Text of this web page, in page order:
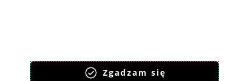
Zgadzam się